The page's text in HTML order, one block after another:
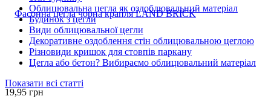
19,95 грн
Облицювальна цегла як оздоблювальний матеріал
Будинок з цегли
Види облицювальної цегли
Декоративне оздоблення стін облицювальною цеглою
Різновиди кришок для стовпів паркану
Цегла або бетон? Вибираємо облицювальний матеріал
Показати всі статті